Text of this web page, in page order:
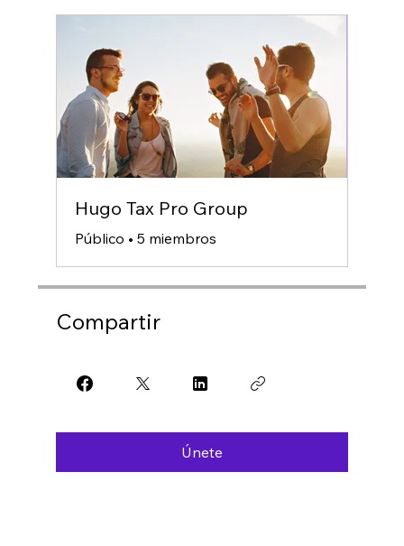
Hugo Tax Pro Group
Público •5 miembros
Compartir
Únete